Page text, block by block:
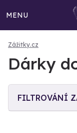
MENU
Zážitky.cz
Dárky
FILTROVÁNÍ